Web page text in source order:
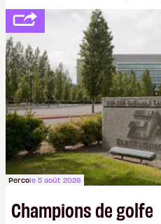
peine 2 000 dollars en
cher payé que le temps
apprendra aux petits
Gabe Newell aussi
Percole 5 août 2026
Champions de golfe